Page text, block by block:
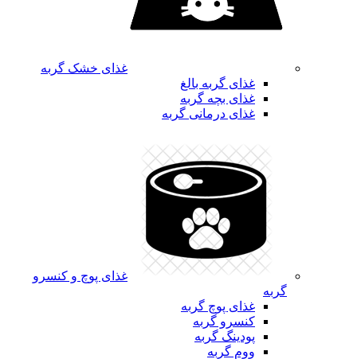
غذای خشک گربه
غذای گربه بالغ
غذای بچه گربه
غذای درمانی گربه
غذای پوچ و کنسرو
گربه
غذای پوچ گربه
کنسرو گربه
پودینگ گربه
ووم گربه